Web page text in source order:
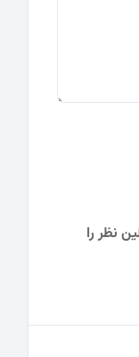
نظر را